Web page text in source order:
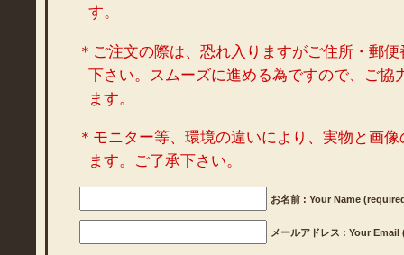
す。
＊ご注文の際は、恐れ入りますがご住所・郵
下さい。スムーズに進める為ですので、ご協
ます。
＊モニター等、環境の違いにより、実物と画
ます。ご了承下さい。
お名前 : Your Name
メールアドレス : Your